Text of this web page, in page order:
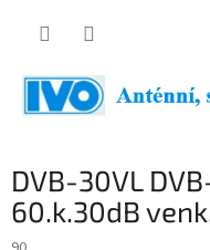
DVB-30VL
60.k.30dB